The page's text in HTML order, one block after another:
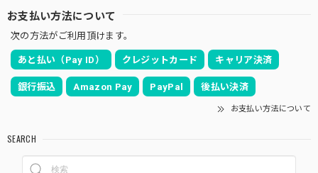
お支払い方法について
次の方法がご利用頂けます。
あと払い（Pay ID） クレジットカード キャリア決済
銀行振込 Amazon Pay PayPal 後払い決済
お支払い方法について
SEARCH